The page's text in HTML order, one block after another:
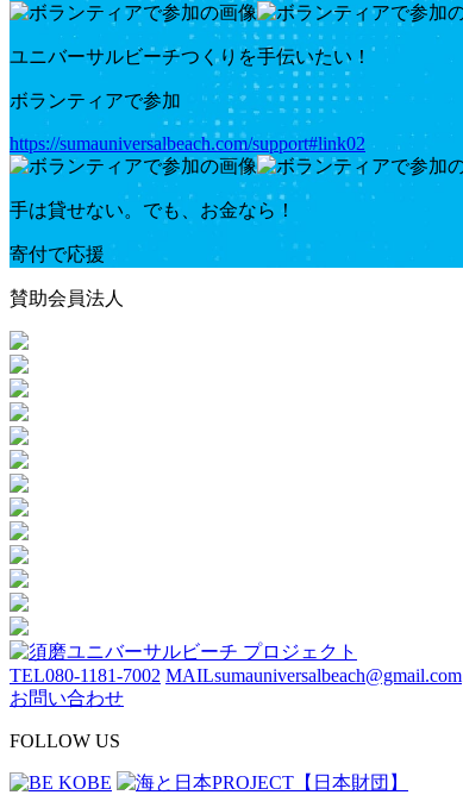
ユニバーサルビーチつくりを手伝いたい！
ボランティアで参加
https://sumauniversalbeach.com/support#link02
手は貸せない。でも、お金なら！
寄付で応援
賛助会員法人
TEL080-1181-7002 MAILsumauniversalbeach@gmail.com
お問い合わせ
FOLLOW US